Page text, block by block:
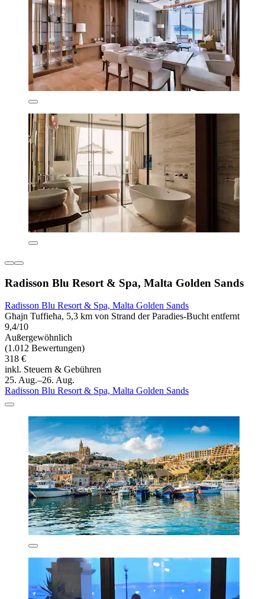
Radisson Blu Resort & Spa, Malta Golden Sands
Radisson Blu Resort & Spa, Malta Golden Sands
Għajn Tuffieħa, 5,3 km von Strand der Paradies-Bucht entfernt
9,4/10
Außergewöhnlich
(1.012 Bewertungen)
318 €
inkl. Steuern & Gebühren
25. Aug.–26. Aug.
Radisson Blu Resort & Spa, Malta Golden Sands